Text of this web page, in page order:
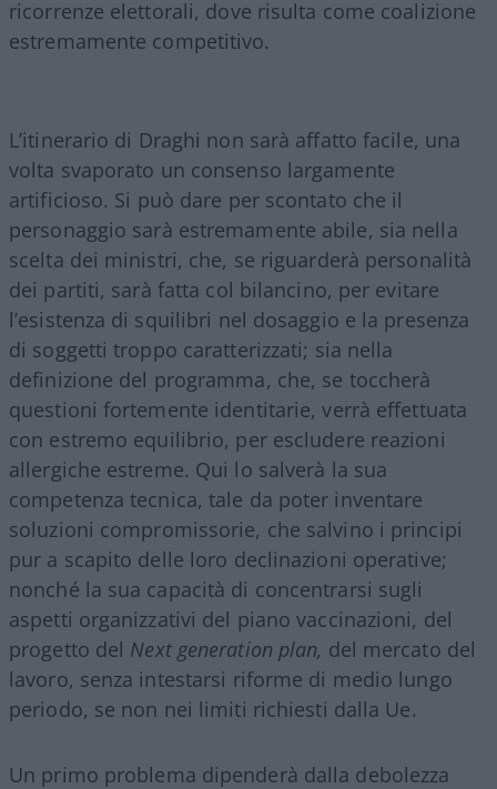
ricorrenze elettorali, dove risulta come coalizione
estremamente competitivo.
L’itinerario di Draghi non sarà affatto facile, una
volta svaporato un consenso largamente
artificioso. Si può dare per scontato che il
personaggio sarà estremamente abile, sia nella
scelta dei ministri, che, se riguarderà personalità
dei partiti, sarà fatta col bilancino, per evitare
l’esistenza di squilibri nel dosaggio e la presenza
di soggetti troppo caratterizzati; sia nella
definizione del programma, che, se toccherà
questioni fortemente identitarie, verrà effettuata
con estremo equilibrio, per escludere reazioni
allergiche estreme. Qui lo salverà la sua
competenza tecnica, tale da poter inventare
soluzioni compromissorie, che salvino i principi
pur a scapito delle loro declinazioni operative;
nonché la sua capacità di concentrarsi sugli
aspetti organizzativi del piano vaccinazioni, del
progetto del Next generation plan, del mercato del
lavoro, senza intestarsi riforme di medio lungo
periodo, se non nei limiti richiesti dalla Ue.
Un primo problema dipenderà dalla debolezza